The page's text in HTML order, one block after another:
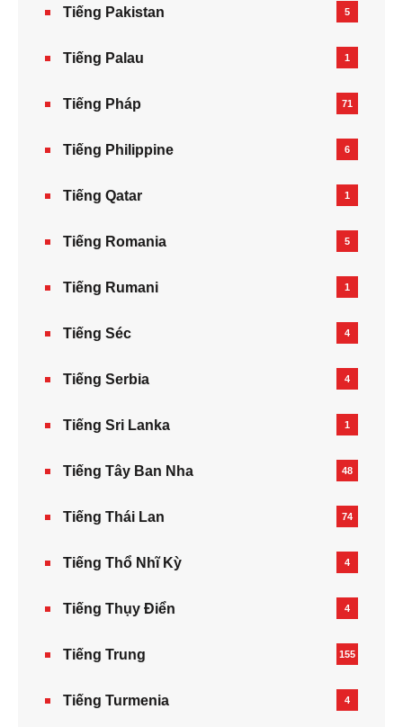
Tiếng Pakistan 5
Tiếng Palau 1
Tiếng Pháp 71
Tiếng Philippine 6
Tiếng Qatar 1
Tiếng Romania 5
Tiếng Rumani 1
Tiếng Séc 4
Tiếng Serbia 4
Tiếng Sri Lanka 1
Tiếng Tây Ban Nha 48
Tiếng Thái Lan 74
Tiếng Thổ Nhĩ Kỳ 4
Tiếng Thụy Điển 4
Tiếng Trung 155
Tiếng Turmenia 4